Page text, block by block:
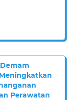
Perawatan